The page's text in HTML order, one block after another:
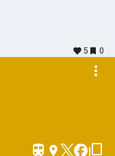
5
0